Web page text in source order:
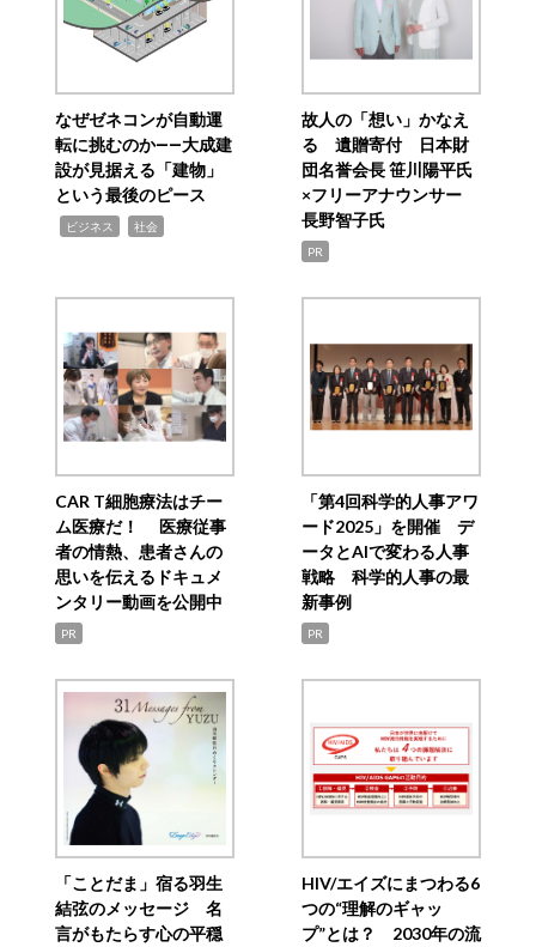
なぜゼネコンが自動運
転に挑むのか――大成建
設が見据える「建物」
という最後のピース
ビジネス 社会
故人の「想い」かなえ
る 遺贈寄付 日本財
団名誉会長 笹川陽平氏
×フリーアナウンサー
長野智子氏
PR
CAR T細胞療法はチー
ム医療だ！ 医療従事
者の情熱、患者さんの
思いを伝えるドキュメ
ンタリー動画を公開中
PR
「第4回科学的人事アワ
ード2025」を開催 デ
ータとAIで変わる人事
戦略 科学的人事の最
新事例
PR
「ことだま」宿る羽生
結弦のメッセージ 名
言がもたらす心の平穏
HIV/エイズにまつわる6
つの“理解のギャッ
プ”とは？ 2030年の流